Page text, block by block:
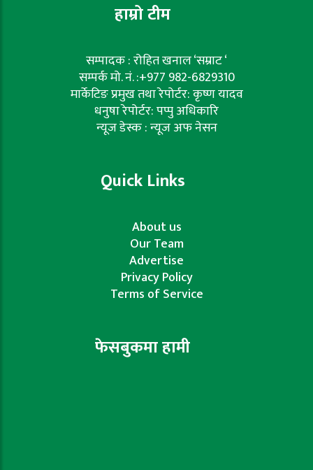
हाम्रो टीम
सम्पादक : रोहित खनाल ‘सम्राट ‘
सम्पर्क मो. नं. :+977 982-6829310
मार्केटिङ प्रमुख तथा रेपोर्टर: कृष्ण यादव
धनुषा रेपोर्टर: पप्पु अधिकारि
न्यूज डेस्क : न्यूज अफ नेसन
Quick Links
About us
Our Team
Advertise
Privacy Policy
Terms of Service
फेसबुकमा हामी